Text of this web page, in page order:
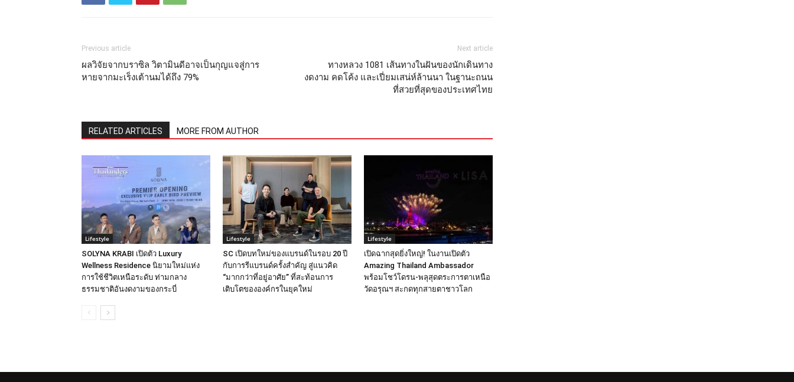
Previous article
ผลวิจัยจากบราซิล วิตามินดีอาจเป็นกุญแจสู่การ
หายจากมะเร็งเต้านมได้ถึง 79%
Next article
ทางหลวง 1081 เส้นทางในฝันของนักเดินทาง
งดงาม คดโค้ง และเปี่ยมเสน่ห์ล้านนา ในฐานะถนน
ที่สวยที่สุดของประเทศไทย
RELATED ARTICLES MORE FROM AUTHOR
Lifestyle
SOLYNA KRABI เปิดตัว Luxury
Wellness Residence นิยามใหม่แห่ง
การใช้ชีวิตเหนือระดับ ท่ามกลาง
ธรรมชาติอันงดงามของกระบี่
Lifestyle
SC เปิดบทใหม่ของแบรนด์ในรอบ 20 ปี
กับการรีแบรนด์ครั้งสำคัญ สู่แนวคิด
“มากกว่าที่อยู่อาศัย” ที่สะท้อนการ
เติบโตขององค์กรในยุคใหม่
Lifestyle
เปิดฉากสุดยิ่งใหญ่! ในงานเปิดตัว
Amazing Thailand Ambassador
พร้อมโชว์โดรน-พลุสุดตระการตาเหนือ
วัดอรุณฯ สะกดทุกสายตาชาวโลก